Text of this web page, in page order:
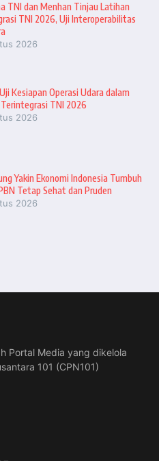
TNI dan Menhan Tinjau Latihan
TNI 2026, Uji Interoperabilitas
2026
Kesiapan Operasi Udara dalam
TNI 2026
2026
Yakin Ekonomi Indonesia Tumbuh
Tetap Sehat dan Pruden
2026
Portal Media yang dikelola
101 (CPN101)